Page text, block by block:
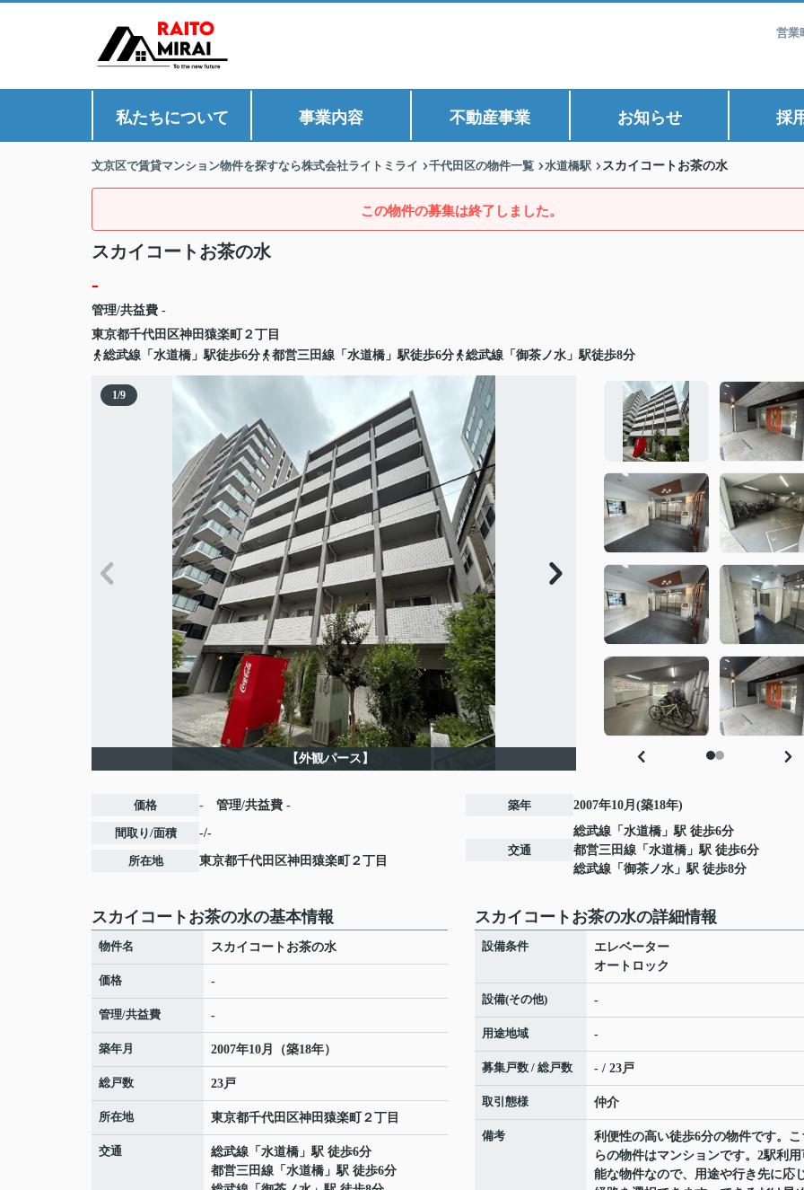
営業
私たちについて 事業内容 不動産事業 お知らせ 採
文京区で賃貸マンション物件を探すなら株式会社ライトミライ 千代田区の物件一覧 水道橋駅 スカイコートお茶の水
この物件の募集は終了しました。
スカイコートお茶の水
-
管理/共益費 -
東京都千代田区神田猿楽町
２丁目
総武線「水道橋」駅徒歩6分
都営三田線「水道橋」駅徒歩6分 総武線「御茶ノ水」駅徒歩8分
1/9
【外観パース】
価格 - 管理/共益費 -
間取り/面積 -/-
所在地 東京都千代田区神田猿楽町 ２丁目
築年 2007年10月(築18年)
交通
総武線 「 水道橋 」駅 徒歩6分
都営三田線 「 水道橋 」駅 徒歩6分
総武線 「 御茶ノ水 」駅 徒歩8分
スカイコートお茶の水の基本情報
物件名 スカイコートお茶の水
価格 -
管理/共益費 -
築年月 2007年10月（築18年）
総戸数 23戸
所在地 東京都千代田区神田猿楽町 ２丁目
交通 総武線 「 水道橋 」駅 徒歩6分
都営三田線 「 水道橋 」駅 徒歩6分
スカイコートお茶の水の詳細情報
設備条件
エレベーター
オートロック
設備(その他) -
用途地域 -
募集戸数 / 総戸数 - / 23戸
取引態様 仲介
備考
利便性の高い徒歩6分の物件です。こ
らの物件はマンションです。2駅利用
能な物件なので、用途や行き先に応